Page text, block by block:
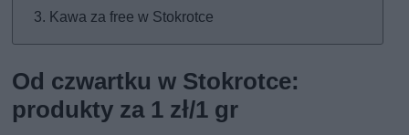
Kawa za free w Stokrotce
Od czwartku w Stokrotce:
produkty za 1 zł/1 gr